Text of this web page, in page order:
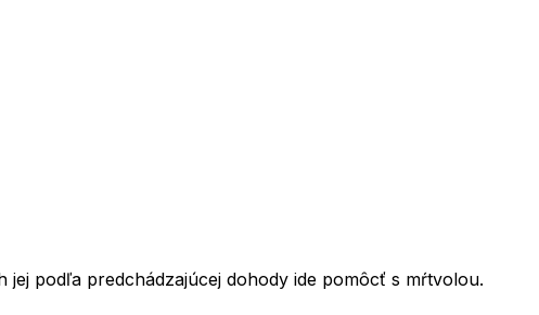
podľa predchádzajúcej dohody ide pomôcť s mŕtvolou.